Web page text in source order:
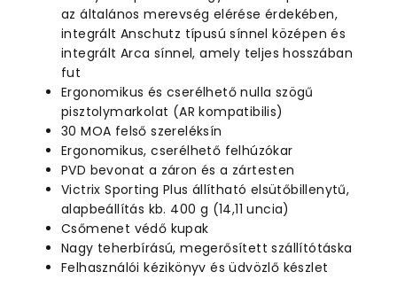
az általános merevség elérése érdekében,
integrált Anschutz típusú sínnel középen és
integrált Arca sínnel, amely teljes hosszában
fut
Ergonomikus és cserélhető nulla szögű
pisztolymarkolat (AR kompatibilis)
30 MOA felső szereléksín
Ergonomikus, cserélhető felhúzókar
PVD bevonat a záron és a zártesten
Victrix Sporting Plus állítható elsütőbillenytű,
alapbeállítás kb. 400 g (14,11 uncia)
Csőmenet védő kupak
Nagy teherbírású, megerősített szállítótáska
Felhasználói kézikönyv és üdvözlő készlet